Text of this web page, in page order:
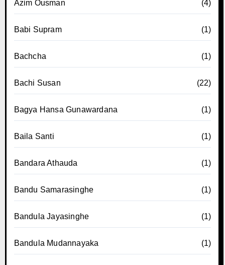
Azim Ousman (4)
Babi Supram (1)
Bachcha (1)
Bachi Susan (22)
Bagya Hansa Gunawardana (1)
Baila Santi (1)
Bandara Athauda (1)
Bandu Samarasinghe (1)
Bandula Jayasinghe (1)
Bandula Mudannayaka (1)